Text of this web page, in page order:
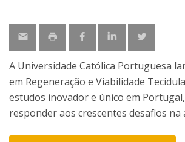
A Universidade Católica Portuguesa
em Regeneração e Viabilidade
estudos inovador e único em
responder aos crescentes desafios na